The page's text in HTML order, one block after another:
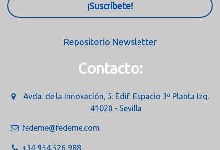
¡Suscríbete!
Repositorio Newsletter
Contacto:
Avda. de la Innovación, 5. Edif. Espacio 3ª Planta Izq.
41020 - Sevilla
fedeme@fedeme.com
+34 954 526 988